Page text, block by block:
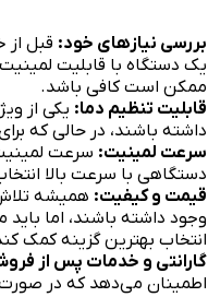
بررسی نیازهای خود: قبل از
یک دستگاه با قابلیت
ممکن است کافی باشد.
قابلیت تنظیم دما: یکی از
داشته باشند، در حالی که
سرعت لمینیت: سرعت
دستگاهی با سرعت بالا
قیمت و کیفیت: همیشه
وجود داشته باشند، اما
انتخاب بهترین گزینه کمک
گارانتی و خدمات پس از
اطمینان می‌دهد که در صورت